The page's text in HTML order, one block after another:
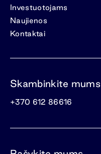
Investuotojams
Naujienos
Kontaktai
Skambinkite mums
+370 612 86616